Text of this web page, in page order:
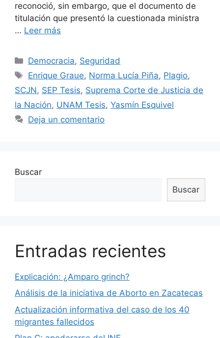
reconoció, sin embargo, que el documento de
titulación que presentó la cuestionada ministra
… Leer más
Democracia, Seguridad
Enrique Graue, Norma Lucía Piña, Plagio,
SCJN, SEP Tesis, Suprema Corte de Justicia de
la Nación, UNAM Tesis, Yasmín Esquivel
Deja un comentario
Buscar
Buscar
Entradas recientes
Explicación: ¿Amparo grinch?
Análisis de la iniciativa de Aborto en Zacatecas
Actualización informativa del caso de los 40
migrantes fallecidos